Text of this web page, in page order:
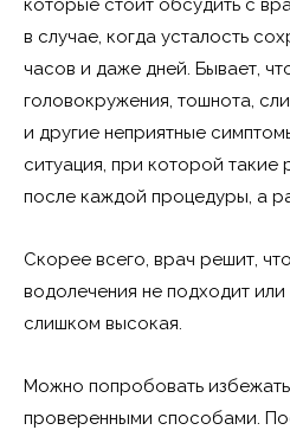
которые стоит обсудить с
в случае, когда усталость
часов и даже дней. Бывает,
головокружения, тошнота,
и другие неприятные
ситуация, при которой такие
после каждой процедуры, а
Скорее всего, врач решит,
водолечения не подходит или
слишком высокая.
Можно попробовать избежать
проверенными способами.